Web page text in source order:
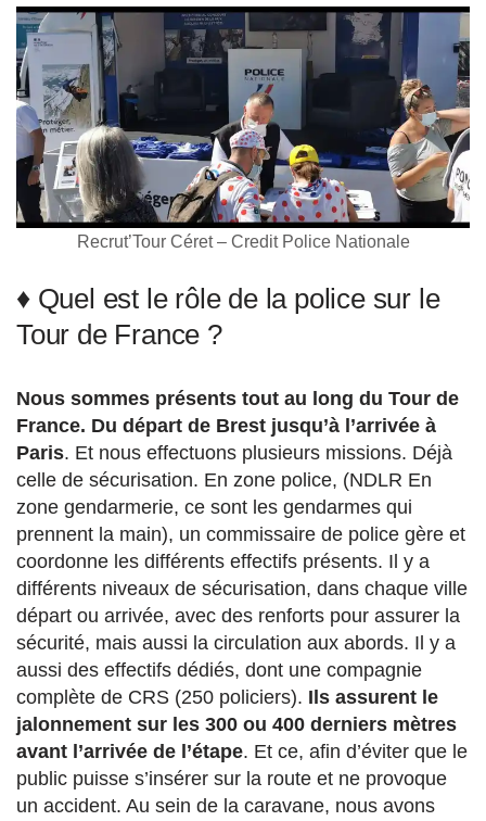
Recrut’Tour Céret – Credit Police Nationale
♦ Quel est le rôle de la police sur le
Tour de France ?
Nous sommes présents tout au long du Tour de
France. Du départ de Brest jusqu’à l’arrivée à
Paris. Et nous effectuons plusieurs missions. Déjà
celle de sécurisation. En zone police, (NDLR En
zone gendarmerie, ce sont les gendarmes qui
prennent la main), un commissaire de police gère et
coordonne les différents effectifs présents. Il y a
différents niveaux de sécurisation, dans chaque ville
départ ou arrivée, avec des renforts pour assurer la
sécurité, mais aussi la circulation aux abords. Il y a
aussi des effectifs dédiés, dont une compagnie
complète de CRS (250 policiers). Ils assurent le
jalonnement sur les 300 ou 400 derniers mètres
avant l’arrivée de l’étape. Et ce, afin d’éviter que le
public puisse s’insérer sur la route et ne provoque
un accident. Au sein de la caravane, nous avons